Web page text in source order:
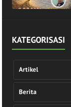
KATEGORISASI
Artikel
Berita